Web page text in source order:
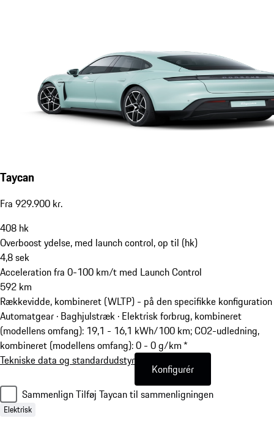
Taycan
Fra 929.900 kr.
408 hk
Overboost ydelse, med launch control, op til (hk)
4,8sek
Acceleration fra 0-100 km/t med Launch Control
592 km
Rækkevidde, kombineret (WLTP) - på den specifikke konfiguration
Automatgear · Baghjulstræk · Elektrisk forbrug, kombineret
(modellens omfang): 19,1 - 16,1 kWh/100 km; CO2-udledning,
kombineret (modellens omfang): 0 - 0 g/km *
Tekniske data og standardudstyr
Konfigurér
SammenlignTilføj Taycan til sammenligningen
Elektrisk